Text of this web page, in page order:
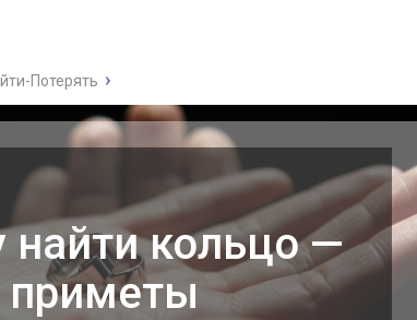
Потерять
найти кольцо —
приметы